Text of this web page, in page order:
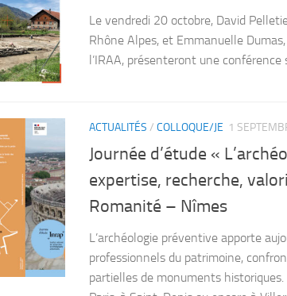
Le vendredi 20 octobre, David
Rhône Alpes, et Emmanuelle
l’IRAA, présenteront une conférence
ACTUALITÉS / COLLOQUE/JE 1
Journée d’étude «
expertise, recherche,
Romanité – Nîmes
L’archéologie préventive apporte
professionnels du patrimoine,
partielles de monuments